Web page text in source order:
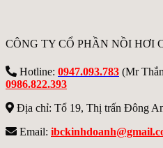
CÔNG TY CỔ PHẦN NỒI HƠI
Hotline: 0947.093.783 (Mr
0986.822.393
Địa chỉ: Tổ 19, Thị trấn Đông
Email: